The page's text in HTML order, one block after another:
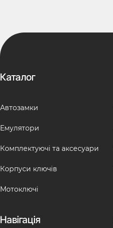
Каталог
Автозамки
Емулятори
Комплектуючі та аксесуари
Корпуси ключів
Мотоключі
Навігація